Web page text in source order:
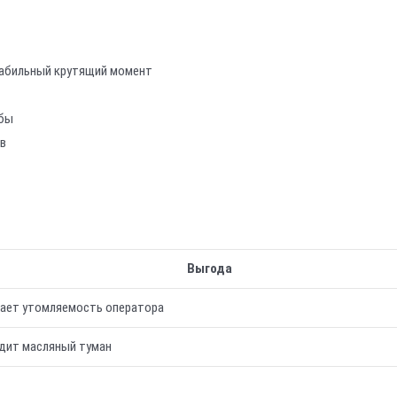
крутящий момент
Выгода
утомляемость оператора
масляный туман